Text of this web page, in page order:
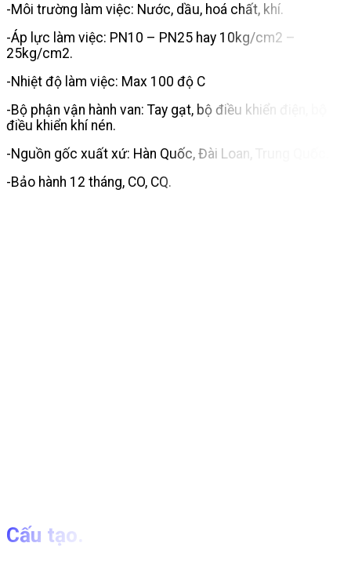
-Môi trường làm việc: Nước, dầu, hoá chất, khí.
-Áp lực làm việc: PN10 – PN25 hay 10kg/cm2 –
25kg/cm2.
-Nhiệt độ làm việc: Max 100 độ C
-Bộ phận vận hành van: Tay gạt, bộ điều khiển điện, bộ
điều khiển khí nén.
-Nguồn gốc xuất xứ: Hàn Quốc, Đài Loan, Trung Quốc.
-Bảo hành 12 tháng, CO, CQ.
Cấu tạo.